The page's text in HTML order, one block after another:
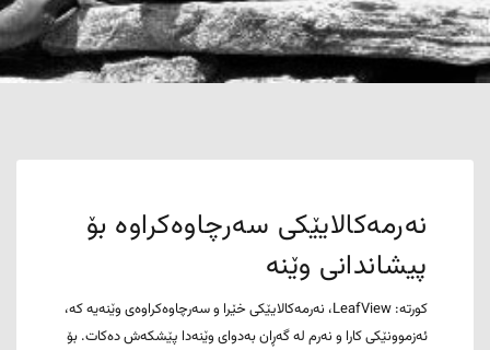
نەرمەکالایێکی سەرچاوەکراوە بۆ
پیشاندانی وێنە
کورتە: LeafView، نەرمەکالایێکی خێرا و سەرچاوەکراوەی وێنەیە کە،
ئەزموونێکی کارا و نەرم لە گەڕان بەدوای وێنەدا پێشکەش دەکات. بۆ